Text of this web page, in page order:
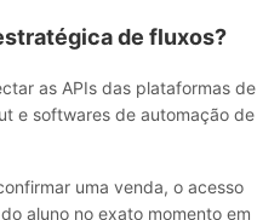
de fluxos?
as APIs das plataformas de
e softwares de automação de
uma venda, o acesso
aluno no exato momento em